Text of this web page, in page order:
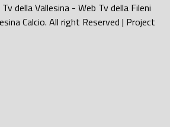
della Vallesina - Web Tv della Fileni
Calcio. All right Reserved | Project